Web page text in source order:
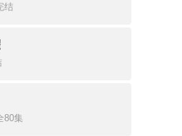
结
80集